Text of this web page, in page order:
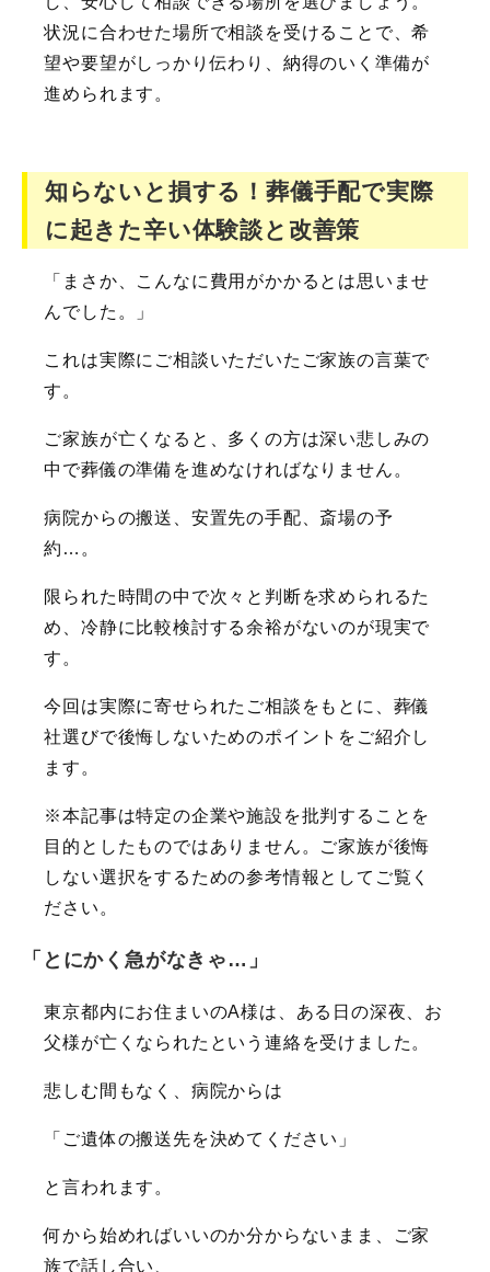
状況に合わせた場所で相談を受けることで、希
望や要望がしっかり伝わり、納得のいく準備が
進められます。
知らないと損する！葬儀手配で実際
に起きた辛い体験談と改善策
「まさか、こんなに費用がかかるとは思いませ
んでした。」
これは実際にご相談いただいたご家族の言葉で
す。
ご家族が亡くなると、多くの方は深い悲しみの
中で葬儀の準備を進めなければなりません。
病院からの搬送、安置先の手配、斎場の予
約…。
限られた時間の中で次々と判断を求められるた
め、冷静に比較検討する余裕がないのが現実で
す。
今回は実際に寄せられたご相談をもとに、葬儀
社選びで後悔しないためのポイントをご紹介し
ます。
※本記事は特定の企業や施設を批判することを
目的としたものではありません。ご家族が後悔
しない選択をするための参考情報としてご覧く
ださい。
「とにかく急がなきゃ…」
東京都内にお住まいのA様は、ある日の深夜、お
父様が亡くなられたという連絡を受けました。
悲しむ間もなく、病院からは
「ご遺体の搬送先を決めてください」
と言われます。
何から始めればいいのか分からないまま、ご家
族で話し合い、